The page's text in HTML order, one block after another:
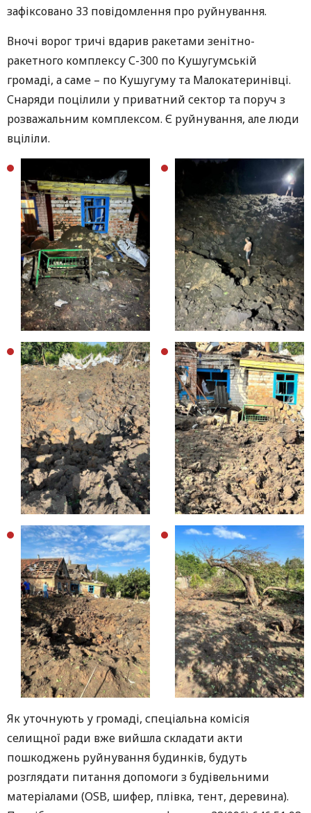
зафіксовано 33 повідомлення про руйнування.
Вночі ворог тричі вдарив ракетами зенітно-
ракетного комплексу С-300 по Кушугумській
громаді, а саме – по Кушугуму та Малокатеринівці.
Снаряди поцілили у приватний сектор та поруч з
розважальним комплексом. Є руйнування, але люди
вціліли.
Як уточнують у громаді, спеціальна комісія
селищної ради вже вийшла складати акти
пошкоджень руйнування будинків, будуть
розглядати питання допомоги з будівельними
матеріалами (OSB, шифер, плівка, тент, деревина).